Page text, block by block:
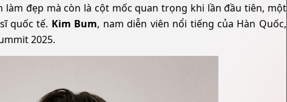
đẹp mà còn là cột mốc quan trọng khi lần đầu tiên, một
quốc tế. Kim Bum, nam diễn viên nổi tiếng của Hàn Quốc,
2025.